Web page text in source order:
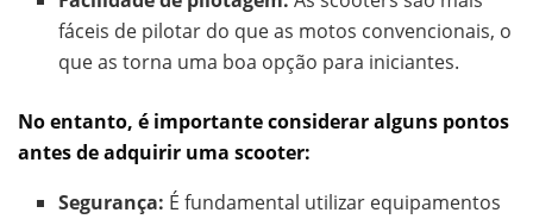
fáceis de pilotar do que as motos convencionais, o
que as torna uma boa opção para iniciantes.
No entanto, é importante considerar alguns pontos
antes de adquirir uma scooter:
Segurança: É fundamental utilizar equipamentos